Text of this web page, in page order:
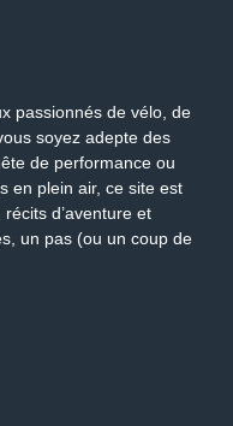
passionnés de vélo, de
soyez adepte des
de performance ou
en plein air, ce site est
d’aventure et
un pas (ou un coup de